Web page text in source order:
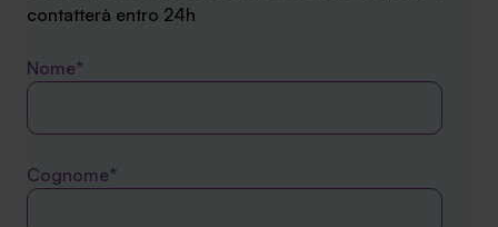
contatterà entro 24h
Nome*
Cognome*